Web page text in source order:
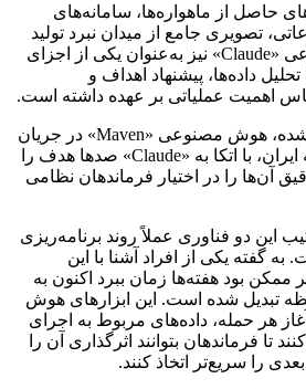
حاصل از ماهواره‌ها، سامانه‌های
تصویری جامع از میدان نبرد تولید
می‌کند. مدل هوش مصنوعی «Claude» نیز به‌عنوان یکی از اجزای
داده‌ها، پیشنهاد اهداف و
اهمیت عملیاتی بر عهده داشته است.
طبق گزارش‌های منتشر شده، هوش مصنوعی «Maven» در جریان
برنامه‌ریزی برای تهاجم به ایران، با اتکا به «Claude» صدها هدف را
آن‌ها را در اختیار فرماندهان نظامی
این دو فناوری عملاً روند برنامه‌ریزی
گفته یکی از افراد آشنا با این
ممکن بود هفته‌ها زمان ببرد اکنون به
تبدیل شده است. این ابزارهای هوش
هر حمله، داده‌های مربوط به اجرای
تا فرماندهان بتوانند اثرگذاری آن را
را سریع‌تر اتخاذ کنند.